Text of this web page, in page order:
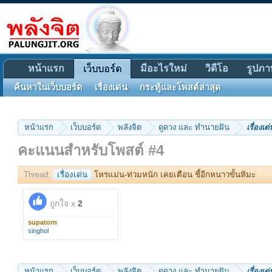
หน้าแรก เว็บบอร์ด พลังจิต ดูดวง และ ทำนายฝัน เรื่องเด่
คะแนนสำหรับโพสต์ #4
Thread: เรื่องเด่น โหรแม่น-ท่วมหนัก เคยเตือน ชี้อีกหนาวขั้นหิมะ
ถูกใจ x 2
supatorn
singhol
หน้าแรก เว็บบอร์ด
ค้นหาในเว็บบอร์ด เรื่องเด่น กระทู้และโพสต์ล่าสุด
มีอะไรใหม่ วิดีโอ รูปภ